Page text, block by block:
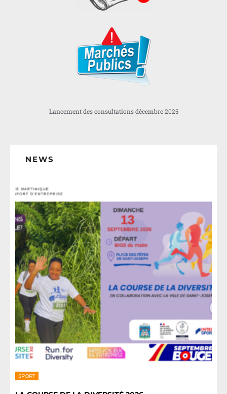
Lancement des consultations décembre 2025
NEWS
SPORT